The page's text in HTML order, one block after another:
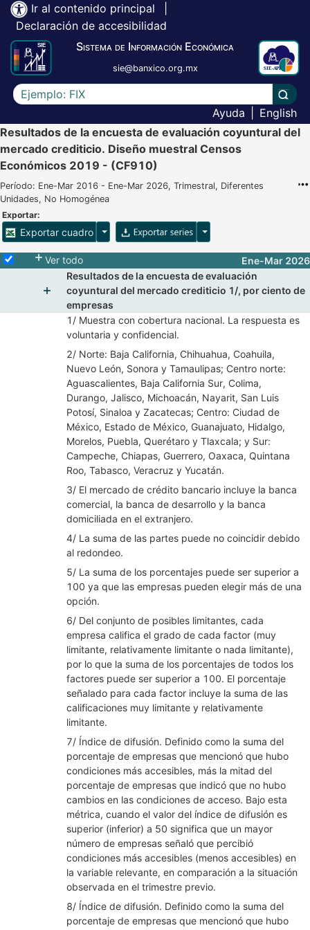
Ir al contenido principal
Declaración de accesibilidad
Sistema de Información Económica
sie@banxico.org.mx
Escriba el texto a buscar
Ayuda
English
Resultados de la encuesta de evaluación coyuntural del
mercado crediticio. Diseño muestral Censos
Económicos 2019 - (CF910)
Período: Ene-Mar 2016 - Ene-Mar 2026, Trimestral, Diferentes
Unidades, No Homogénea
Exportar:
Exportar cuadro Opciones para exportar cuadroOpciones para exportar
Selecciona o desmarca todas las series
Ver todo Ene-Mar 2026
Mostrar elementos de Resultados de la
Resultados de la encuesta de evaluación
coyuntural del mercado crediticio 1/, por ciento de
empresas
1/ Muestra con cobertura nacional. La respuesta es
voluntaria y confidencial.
2/ Norte: Baja California, Chihuahua, Coahuila,
Nuevo León, Sonora y Tamaulipas; Centro norte:
Aguascalientes, Baja California Sur, Colima,
Durango, Jalisco, Michoacán, Nayarit, San Luis
Potosí, Sinaloa y Zacatecas; Centro: Ciudad de
México, Estado de México, Guanajuato, Hidalgo,
Morelos, Puebla, Querétaro y Tlaxcala; y Sur:
Campeche, Chiapas, Guerrero, Oaxaca, Quintana
Roo, Tabasco, Veracruz y Yucatán.
3/ El mercado de crédito bancario incluye la banca
comercial, la banca de desarrollo y la banca
domiciliada en el extranjero.
4/ La suma de las partes puede no coincidir debido
al redondeo.
5/ La suma de los porcentajes puede ser superior a
100 ya que las empresas pueden elegir más de una
opción.
6/ Del conjunto de posibles limitantes, cada
empresa califica el grado de cada factor (muy
limitante, relativamente limitante o nada limitante),
por lo que la suma de los porcentajes de todos los
factores puede ser superior a 100. El porcentaje
señalado para cada factor incluye la suma de las
calificaciones muy limitante y relativamente
limitante.
7/ Índice de difusión. Definido como la suma del
porcentaje de empresas que mencionó que hubo
condiciones más accesibles, más la mitad del
porcentaje de empresas que indicó que no hubo
cambios en las condiciones de acceso. Bajo esta
métrica, cuando el valor del índice de difusión es
superior (inferior) a 50 significa que un mayor
número de empresas señaló que percibió
condiciones más accesibles (menos accesibles) en
la variable relevante, en comparación a la situación
observada en el trimestre previo.
8/ Índice de difusión. Definido como la suma del
porcentaje de empresas que mencionó que hubo